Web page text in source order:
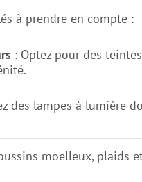
à prendre en compte :
: Optez pour des
des lampes à lumière
moelleux, plaids